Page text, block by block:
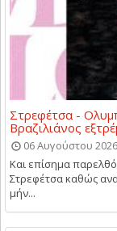
Στρεφέτσα -
Βραζιλιάνος
06 Αυγούστου
Και επίσημα
Στρεφέτσα καθώς
μήν...